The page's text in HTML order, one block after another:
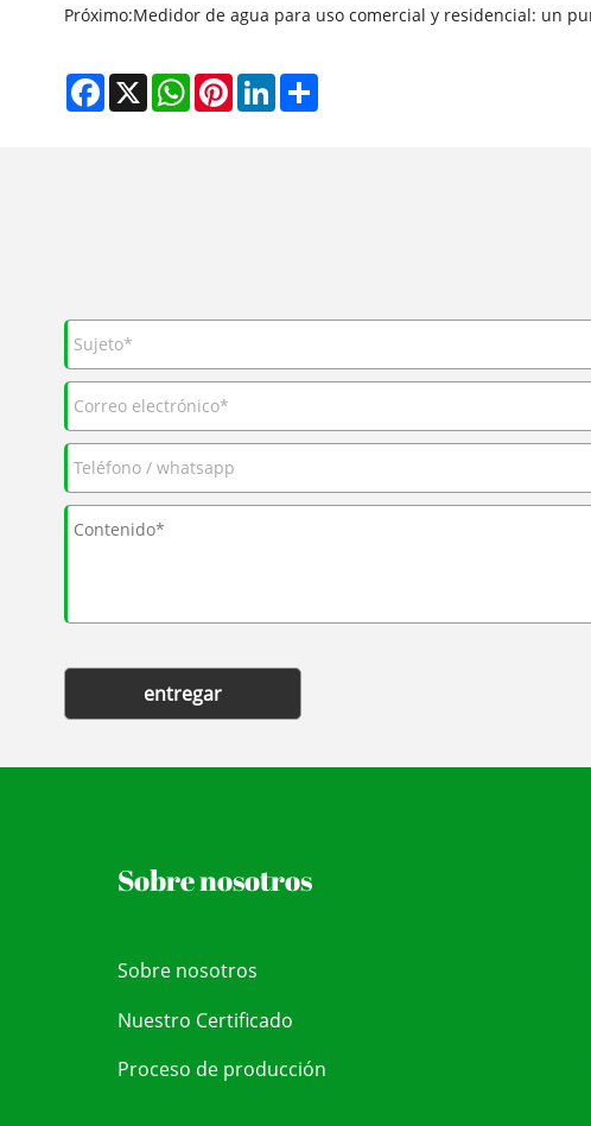
Próximo:Medidor de agua para uso comercial y residencial: un
Facebook
X WhatsAppPinterestLinkedInShare
entregar
Sobre nosotros
Sobre nosotros
Nuestro Certificado
Proceso de producción